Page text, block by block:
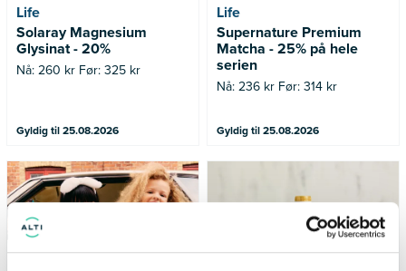
Life
Solaray Magnesium
Glysinat - 20%
Nå: 260 kr Før: 325 kr
Gyldig til 25.08.2026
Life
Supernature Premium
Matcha - 25% på hele
serien
Nå: 236 kr Før: 314 kr
Gyldig til 25.08.2026
(gjelder ikke Newbie) Tilbudet
gjelder i perioden 7.8-17.8